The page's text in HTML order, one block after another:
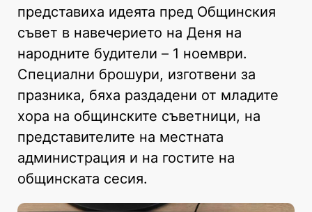
представиха идеята пред Общинския
съвет в навечерието на Деня на
народните будители – 1 ноември.
Специални брошури, изготвени за
празника, бяха раздадени от младите
хора на общинските съветници, на
представителите на местната
администрация и на гостите на
общинската сесия.